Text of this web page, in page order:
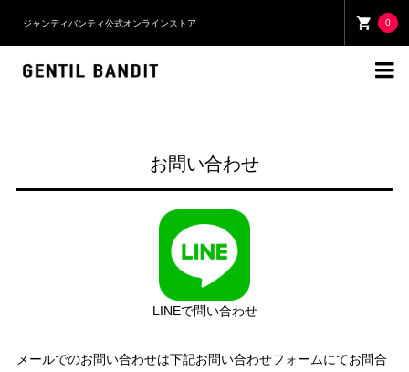
ジャンティバンティ公式オンラインストア 0

お問い合わせ
LINEで問い合わせ
メールでのお問い合わせは下記お問い合わせフォームにてお問合